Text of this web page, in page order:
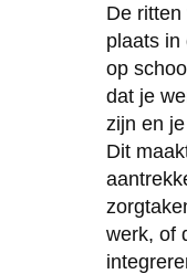
De
plaats in
op
dat je
zijn en
Dit
werk, of